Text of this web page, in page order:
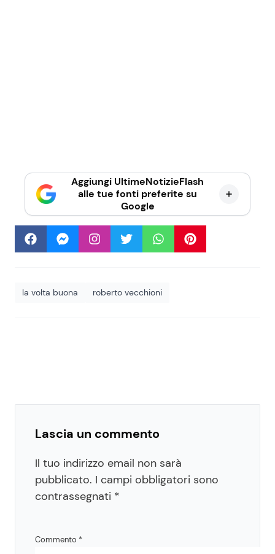
Aggiungi UltimeNotizieFlash
alle tue fonti preferite su
Google
la volta buona roberto vecchioni
Lascia un commento
Il tuo indirizzo email non sarà
pubblicato. I campi obbligatori sono
contrassegnati *
Commento *